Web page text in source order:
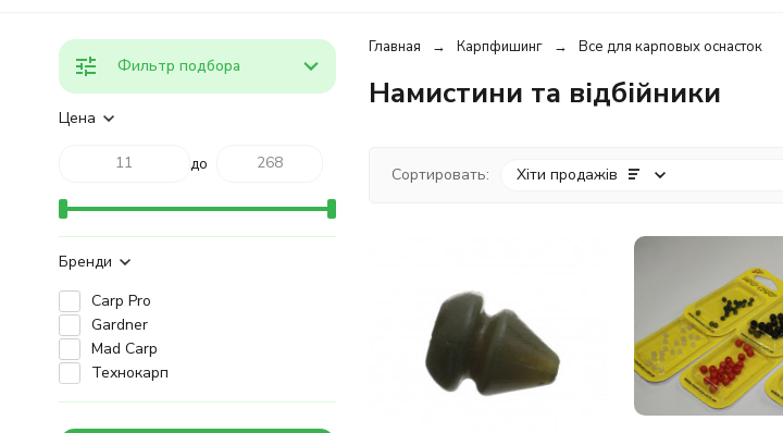
Главная Карпфишинг Все для карповых оснасток
Намистини та відбійники
Сортировать: Хіти продажів
Фильтр подбора
Цена
до
Бренди
Carp Pro
Gardner
Mad Carp
Технокарп